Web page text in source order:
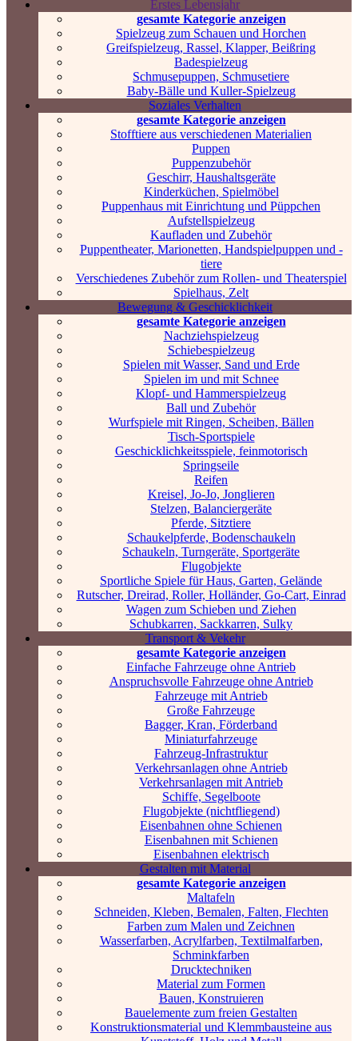
Erstes Lebensjahr
gesamte Kategorie anzeigen
Spielzeug zum Schauen und Horchen
Greifspielzeug, Rassel, Klapper, Beißring
Badespielzeug
Schmusepuppen, Schmusetiere
Baby-Bälle und Kuller-Spielzeug
Soziales Verhalten
gesamte Kategorie anzeigen
Stofftiere aus verschiedenen Materialien
Puppen
Puppenzubehör
Geschirr, Haushaltsgeräte
Kinderküchen, Spielmöbel
Puppenhaus mit Einrichtung und Püppchen
Aufstellspielzeug
Kaufladen und Zubehör
Puppentheater, Marionetten, Handspielpuppen und -
tiere
Verschiedenes Zubehör zum Rollen- und Theaterspiel
Spielhaus, Zelt
Bewegung & Geschicklichkeit
gesamte Kategorie anzeigen
Nachziehspielzeug
Schiebespielzeug
Spielen mit Wasser, Sand und Erde
Spielen im und mit Schnee
Klopf- und Hammerspielzeug
Ball und Zubehör
Wurfspiele mit Ringen, Scheiben, Bällen
Tisch-Sportspiele
Geschicklichkeitsspiele, feinmotorisch
Springseile
Reifen
Kreisel, Jo-Jo, Jonglieren
Stelzen, Balanciergeräte
Pferde, Sitztiere
Schaukelpferde, Bodenschaukeln
Schaukeln, Turngeräte, Sportgeräte
Flugobjekte
Sportliche Spiele für Haus, Garten, Gelände
Rutscher, Dreirad, Roller, Holländer, Go-Cart, Einrad
Wagen zum Schieben und Ziehen
Schubkarren, Sackkarren, Sulky
Transport & Vekehr
gesamte Kategorie anzeigen
Einfache Fahrzeuge ohne Antrieb
Anspruchsvolle Fahrzeuge ohne Antrieb
Fahrzeuge mit Antrieb
Große Fahrzeuge
Bagger, Kran, Förderband
Miniaturfahrzeuge
Fahrzeug-Infrastruktur
Verkehrsanlagen ohne Antrieb
Verkehrsanlagen mit Antrieb
Schiffe, Segelboote
Flugobjekte (nichtfliegend)
Eisenbahnen ohne Schienen
Eisenbahnen mit Schienen
Eisenbahnen elektrisch
Gestalten mit Material
gesamte Kategorie anzeigen
Maltafeln
Schneiden, Kleben, Bemalen, Falten, Flechten
Farben zum Malen und Zeichnen
Wasserfarben, Acrylfarben, Textilmalfarben,
Schminkfarben
Drucktechniken
Material zum Formen
Bauen, Konstruieren
Bauelemente zum freien Gestalten
Konstruktionsmaterial und Klemmbausteine aus